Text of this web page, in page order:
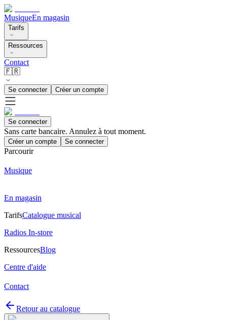
MusiqueEn magasin
Tarifs
Ressources
Contact
🇫🇷
Se connecter Créer un compte
Se connecter
Sans carte bancaire. Annulez à tout moment.
Créer un compte Se connecter
Parcourir
Musique
En magasin
TarifsCatalogue musical
Radios In-store
RessourcesBlog
Centre d'aide
Contact
Retour au catalogue